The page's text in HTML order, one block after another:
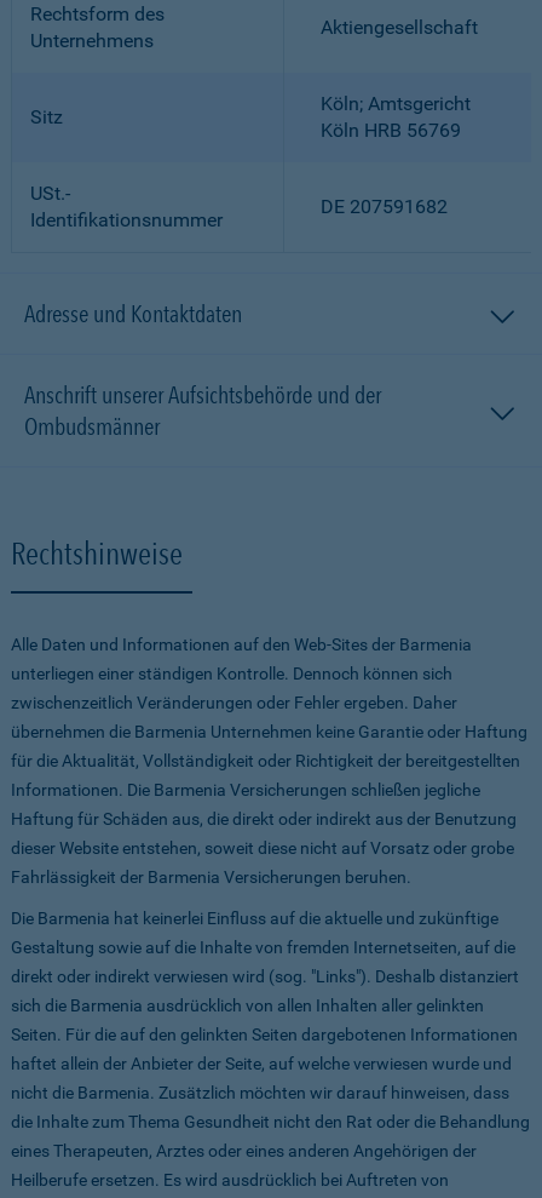
Rechtsform des
Unternehmens
Aktiengesellschaft
Sitz
Köln; Amtsgericht
Köln HRB 56769
USt.-
Identifikationsnummer
DE 207591682
Adresse und Kontaktdaten
Anschrift unserer Aufsichtsbehörde und der
Ombudsmänner
Rechtshinweise
Alle Daten und Informationen auf den Web-Sites der Barmenia
unterliegen einer ständigen Kontrolle. Dennoch können sich
zwischenzeitlich Veränderungen oder Fehler ergeben. Daher
übernehmen die Barmenia Unternehmen keine Garantie oder Haftung
für die Aktualität, Vollständigkeit oder Richtigkeit der bereitgestellten
Informationen. Die Barmenia Versicherungen schließen jegliche
Haftung für Schäden aus, die direkt oder indirekt aus der Benutzung
dieser Website entstehen, soweit diese nicht auf Vorsatz oder grobe
Fahrlässigkeit der Barmenia Versicherungen beruhen.
Die Barmenia hat keinerlei Einfluss auf die aktuelle und zukünftige
Gestaltung sowie auf die Inhalte von fremden Internetseiten, auf die
direkt oder indirekt verwiesen wird (sog. "Links"). Deshalb distanziert
sich die Barmenia ausdrücklich von allen Inhalten aller gelinkten
Seiten. Für die auf den gelinkten Seiten dargebotenen Informationen
haftet allein der Anbieter der Seite, auf welche verwiesen wurde und
nicht die Barmenia. Zusätzlich möchten wir darauf hinweisen, dass
die Inhalte zum Thema Gesundheit nicht den Rat oder die Behandlung
eines Therapeuten, Arztes oder eines anderen Angehörigen der
Heilberufe ersetzen. Es wird ausdrücklich bei Auftreten von